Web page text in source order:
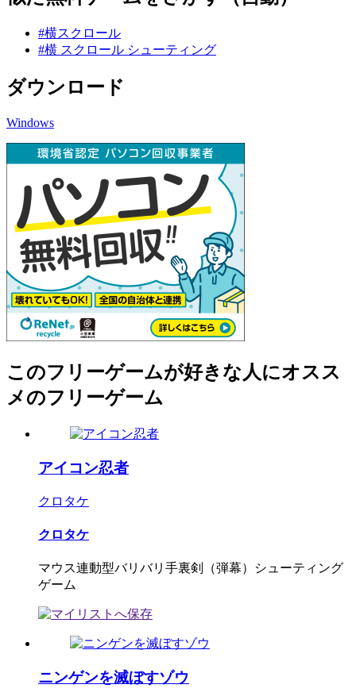
#横スクロール
#横 スクロール シューティング
ダウンロード
Windows
このフリーゲームが好きな人にオスス
メのフリーゲーム
アイコン忍者
クロタケ
クロタケ
マウス連動型バリバリ手裏剣（弾幕）シューティング
ゲーム
ニンゲンを滅ぼすゾウ